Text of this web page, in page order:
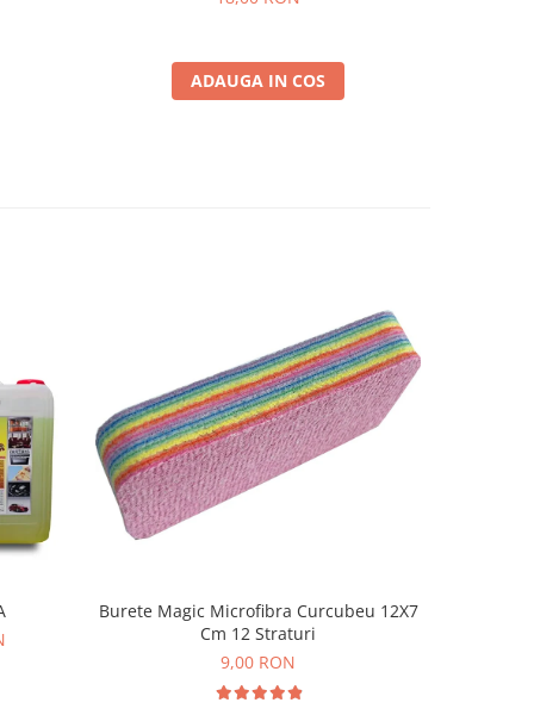
ADAUGA IN COS
Burete Magic Microfibra Curcubeu 12X7
Cm 12 Straturi
9,00 RON